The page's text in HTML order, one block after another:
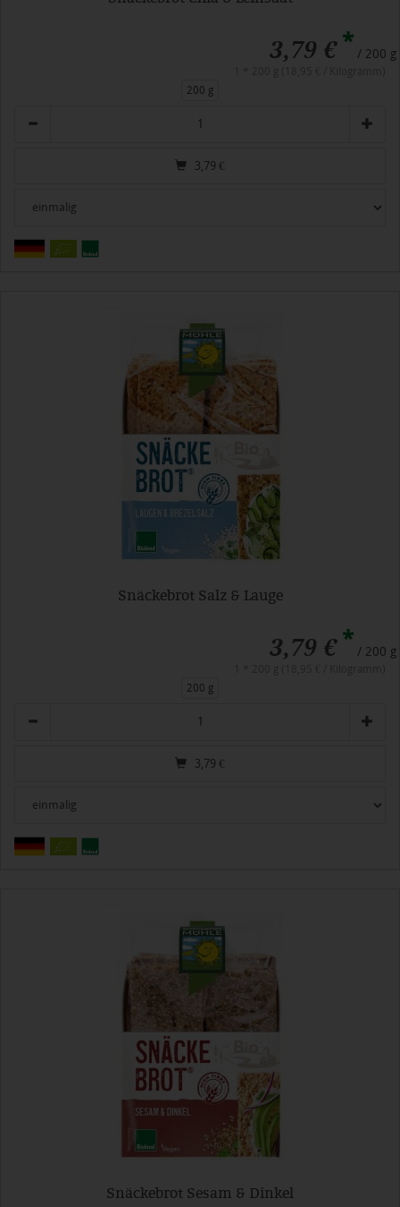
3,79 €* / 200 g
200 g
3,79 €
Snäckebrot Salz & Lauge
3,79 €* / 200 g
200 g
3,79 €
Snäckebrot Sesam & Dinkel